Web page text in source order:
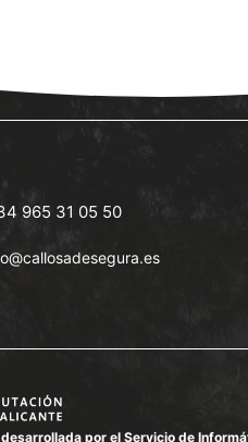
965 31 05 50
por el Servicio de